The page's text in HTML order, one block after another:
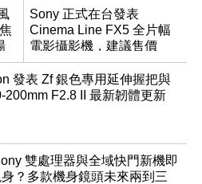
Sony 正式在台發表
Cinema Line FX5 全片幅
電影攝影機，建議售價
NT$144,980
發表 Zf 銀色專用延伸握把與
200mm F2.8 II 最新韌體更新
雙處理器與全域快門新機即
？多款機身鏡頭未來兩到三